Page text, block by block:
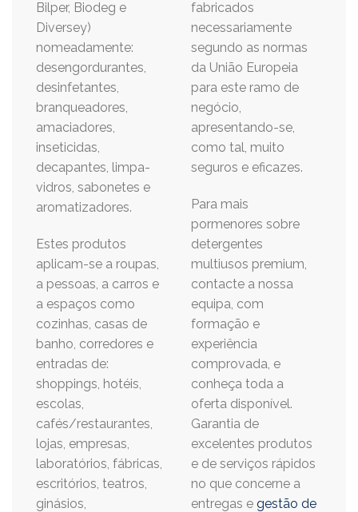
Bilper, Biodeg e
Diversey)
nomeadamente:
desengordurantes,
desinfetantes,
branqueadores,
amaciadores,
inseticidas,
decapantes, limpa-
vidros, sabonetes e
aromatizadores.
Estes produtos
aplicam-se a roupas,
a pessoas, a carros e
a espaços como
cozinhas, casas de
banho, corredores e
entradas de:
shoppings, hotéis,
escolas,
cafés/restaurantes,
lojas, empresas,
laboratórios, fábricas,
escritórios, teatros,
ginásios,
fabricados
necessariamente
segundo as normas
da União Europeia
para este ramo de
negócio,
apresentando-se,
como tal, muito
seguros e eficazes.
Para mais
pormenores sobre
detergentes
multiusos premium,
contacte a nossa
equipa, com
formação e
experiência
comprovada, e
conheça toda a
oferta disponível.
Garantia de
excelentes produtos
e de serviços rápidos
no que concerne a
entregas e gestão de